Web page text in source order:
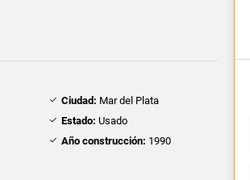
Ciudad: Mar del Plata
Estado: Usado
Año construcción: 1990